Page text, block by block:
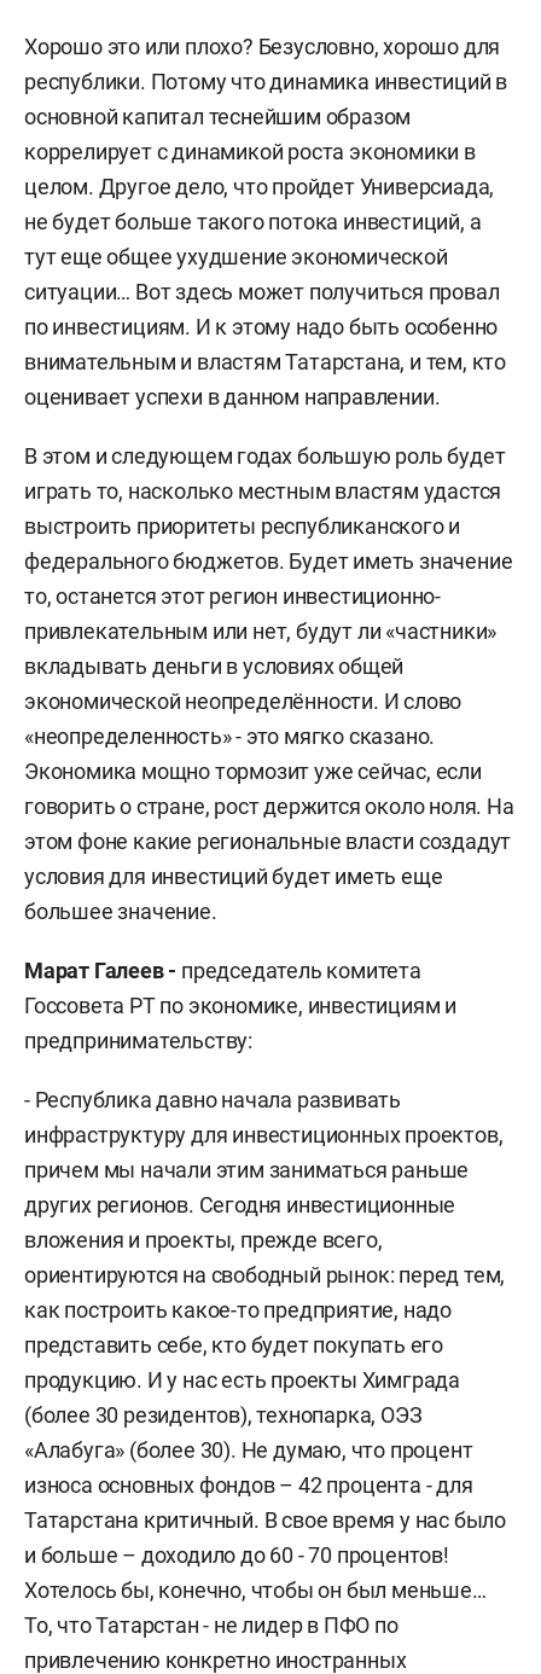
Хорошо это или плохо? Безусловно, хорошо для
республики. Потому что динамика инвестиций в
основной капитал теснейшим образом
коррелирует с динамикой роста экономики в
целом. Другое дело, что пройдет Универсиада,
не будет больше такого потока инвестиций, а
тут еще общее ухудшение экономической
ситуации… Вот здесь может получиться провал
по инвестициям. И к этому надо быть особенно
внимательным и властям Татарстана, и тем, кто
оценивает успехи в данном направлении.
В этом и следующем годах большую роль будет
играть то, насколько местным властям удастся
выстроить приоритеты республиканского и
федерального бюджетов. Будет иметь значение
то, останется этот регион инвестиционно-
привлекательным или нет, будут ли «частники»
вкладывать деньги в условиях общей
экономической неопределённости. И слово
«неопределенность» - это мягко сказано.
Экономика мощно тормозит уже сейчас, если
говорить о стране, рост держится около ноля. На
этом фоне какие региональные власти создадут
условия для инвестиций будет иметь еще
большее значение.
Марат Галеев - председатель комитета
Госсовета РТ по экономике, инвестициям и
предпринимательству:
- Республика давно начала развивать
инфраструктуру для инвестиционных проектов,
причем мы начали этим заниматься раньше
других регионов. Сегодня инвестиционные
вложения и проекты, прежде всего,
ориентируются на свободный рынок: перед тем,
как построить какое-то предприятие, надо
представить себе, кто будет покупать его
продукцию. И у нас есть проекты Химграда
(более 30 резидентов), технопарка, ОЭЗ
«Алабуга» (более 30). Не думаю, что процент
износа основных фондов – 42 процента - для
Татарстана критичный. В свое время у нас было
и больше – доходило до 60 - 70 процентов!
Хотелось бы, конечно, чтобы он был меньше…
То, что Татарстан - не лидер в ПФО по
привлечению конкретно иностранных